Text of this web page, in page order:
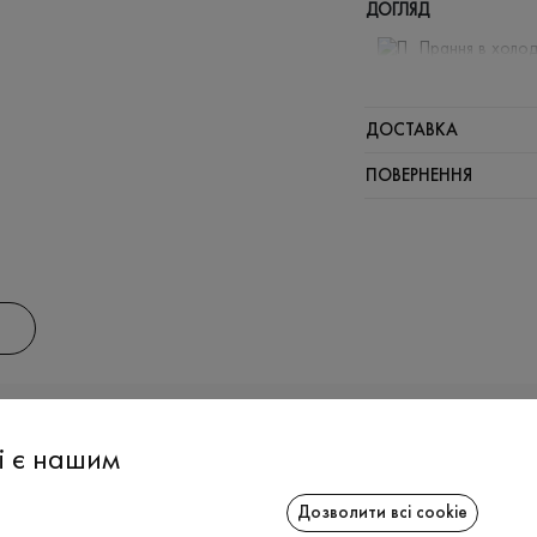
ДОГЛЯД
Прання в
Щадний
ДОСТАВКА
ПОВЕРНЕННЯ
є нашим
Дозволити всі cookie